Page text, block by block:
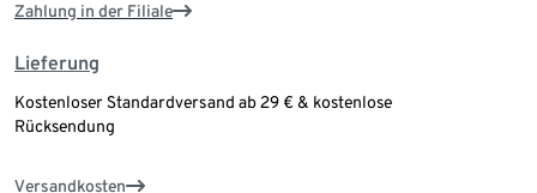
Zahlung in der Filiale
Lieferung
Kostenloser Standardversand ab 29 € & kostenlose
Rücksendung
Versandkosten